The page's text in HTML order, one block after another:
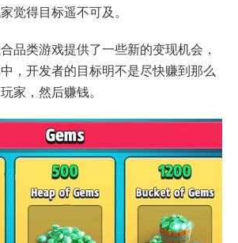
觉得目标遥不可及。
品类游戏提供了一些新的变现机会，
，开发者的目标明不是尽快赚到那么
家，然后赚钱。